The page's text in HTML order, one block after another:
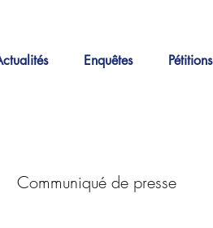
Enquêtes Pétitions
Communiqué de presse